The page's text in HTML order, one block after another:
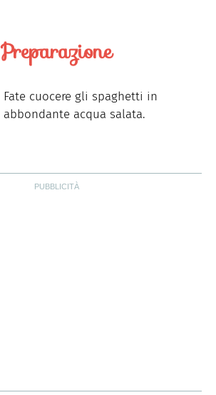
Preparazione
Fate cuocere gli spaghetti in
abbondante acqua salata.